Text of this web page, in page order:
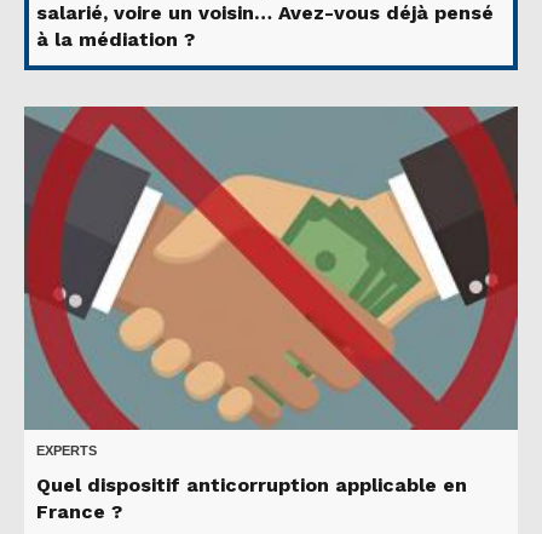
salarié, voire un voisin… Avez-vous déjà pensé
à la médiation ?
EXPERTS
Quel dispositif anticorruption applicable en
France ?